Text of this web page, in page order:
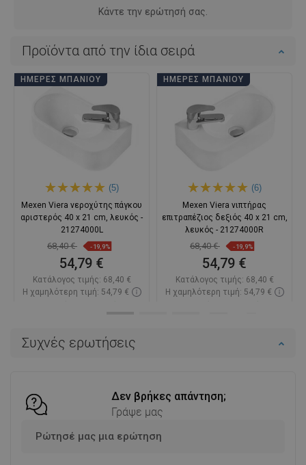
Συχνές ερωτήσεις
Δεν βρήκες απάντηση;
Γράψε μας
Ρώτησέ μας μια ερώτηση
Κάντε την ερώτησή σας.
Προϊόντα από την ίδια σειρά
ΗΜΈΡΕΣ ΜΠΆΝΙΟΥ
(5)
Mexen Viera νεροχύτης πάγκου
αριστερός 40 x 21 cm, λευκός -
21274000L
68,40 € -19,9%
54,79 €
Κατάλογος τιμής: 68,40 €
Η χαμηλότερη τιμή: 54,79 €
ΗΜΈΡΕΣ ΜΠΆΝΙΟΥ
(6)
Mexen Viera νιπτήρας
επιτραπέζιος δεξιός 40 x 21 cm,
λευκός - 21274000R
68,40 € -19,9%
54,79 €
Κατάλογος τιμής: 68,40 €
Η χαμηλότερη τιμή: 54,79 €